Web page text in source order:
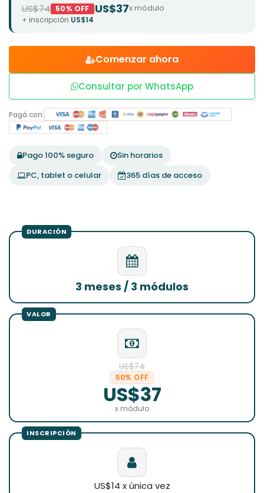
US$74 50% OFF US$37x módulo
+ inscripción US$14
Comenzar ahora
Consultar por WhatsApp
Pagá con:
Pago 100% seguro
Sin horarios
PC, tablet o celular
365 días de acceso
3 meses / 3 módulos
US$74
50% OFF
US$37
x módulo
US$14 x única vez